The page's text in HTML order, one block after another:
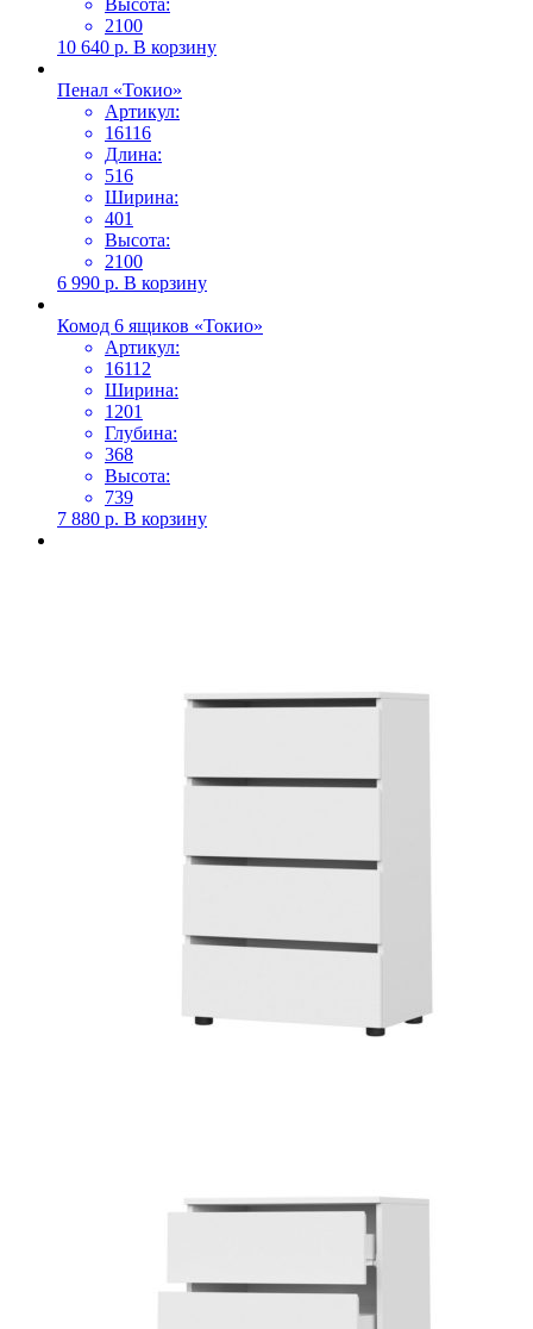
Высота:
2100
10 640 р. В корзину
Пенал «Токио»
Артикул:
16116
Длина:
516
Ширина:
401
Высота:
2100
6 990 р. В корзину
Комод 6 ящиков «Токио»
Артикул:
16112
Ширина:
1201
Глубина:
368
Высота:
739
7 880 р. В корзину